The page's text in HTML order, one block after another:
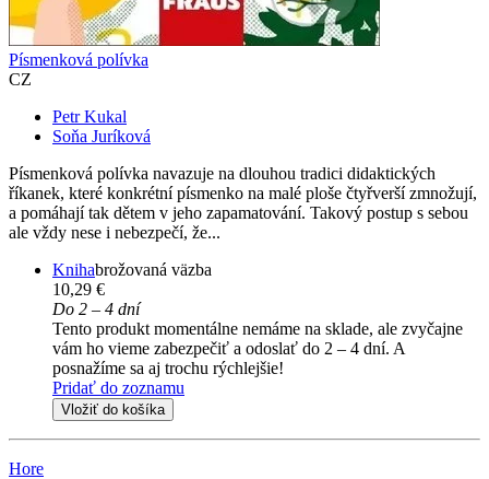
Písmenková polívka
CZ
Petr Kukal
Soňa Juríková
Písmenková polívka navazuje na dlouhou tradici didaktických
říkanek, které konkrétní písmenko na malé ploše čtyřverší zmnožují,
a pomáhají tak dětem v jeho zapamatování. Takový postup s sebou
ale vždy nese i nebezpečí, že...
Knihabrožovaná väzba
10,29 €
Do 2 – 4 dní
Tento produkt momentálne nemáme na sklade, ale zvyčajne
vám ho vieme zabezpečiť a odoslať do 2 – 4 dní. A
posnažíme sa aj trochu rýchlejšie!
Pridať do zoznamu
Vložiť do košíka
Hore